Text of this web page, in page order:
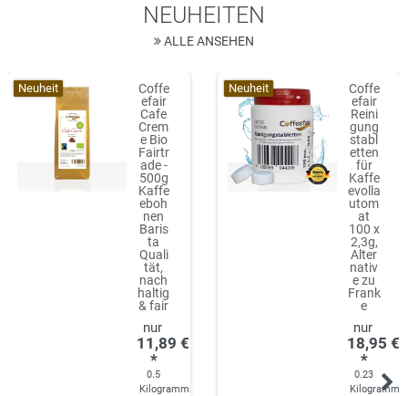
NEUHEITEN
ALLE ANSEHEN
Neuheit
Coffe
efair
Cafe
Crem
e Bio
Fairtr
ade -
500g
Kaffe
eboh
nen
Baris
ta
Quali
tät,
nach
haltig
& fair
11,89 €
*
0.5
Kilogramm
Neuheit
Coffe
efair
Reini
gung
stabl
etten
für
Kaffe
evolla
utom
at
100 x
2,3g,
Alter
nativ
e zu
Frank
e
18,95 €
*
0.23
Kilogramm